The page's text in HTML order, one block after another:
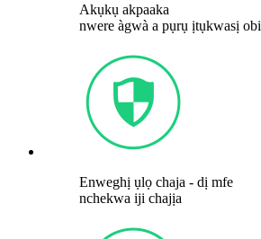
Akụkụ akpaaka
nwere àgwà a pụrụ ịtụkwasị obi
Enweghị ụlọ chaja - dị mfe
nchekwa iji chajịa